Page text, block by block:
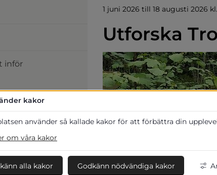
inför
vandring
1 juni 2026 till 18 augusti 2026
Utforska
kakor
använder så kallade kakor för att förbättra din
om våra kakor
alla kakor Godkänn nödvändiga kakor